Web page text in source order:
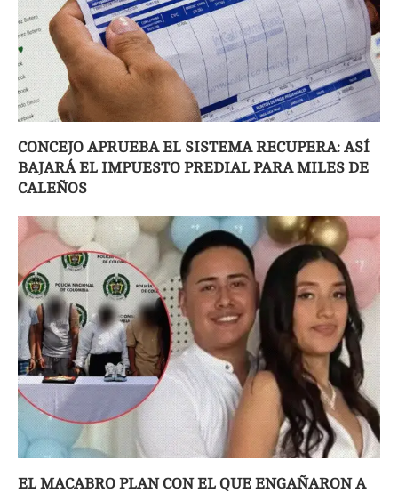
CONCEJO APRUEBA EL SISTEMA RECUPERA: ASÍ
BAJARÁ EL IMPUESTO PREDIAL PARA MILES DE
CALEÑOS
EL MACABRO PLAN CON EL QUE ENGAÑARON A